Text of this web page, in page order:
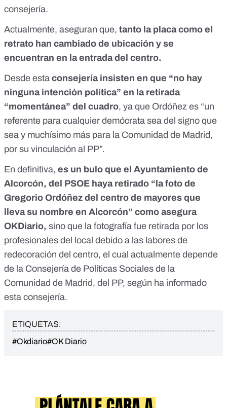
consejería.
Actualmente, aseguran que, tanto la placa como el
retrato han cambiado de ubicación y se
encuentran en la entrada del centro.
Desde esta consejería insisten en que “no hay
ninguna intención política” en la retirada
“momentánea” del cuadro, ya que Ordóñez es “un
referente para cualquier demócrata sea del signo que
sea y muchísimo más para la Comunidad de Madrid,
por su vinculación al PP”.
En definitiva, es un bulo que el Ayuntamiento de
Alcorcón, del PSOE haya retirado “la foto de
Gregorio Ordóñez del centro de mayores que
lleva su nombre en Alcorcón” como asegura
OKDiario, sino que la fotografía fue retirada por los
profesionales del local debido a las labores de
redecoración del centro, el cual actualmente depende
de la Consejería de Políticas Sociales de la
Comunidad de Madrid, del PP, según ha informado
esta consejería.
ETIQUETAS:
#Okdiario#OK Diario